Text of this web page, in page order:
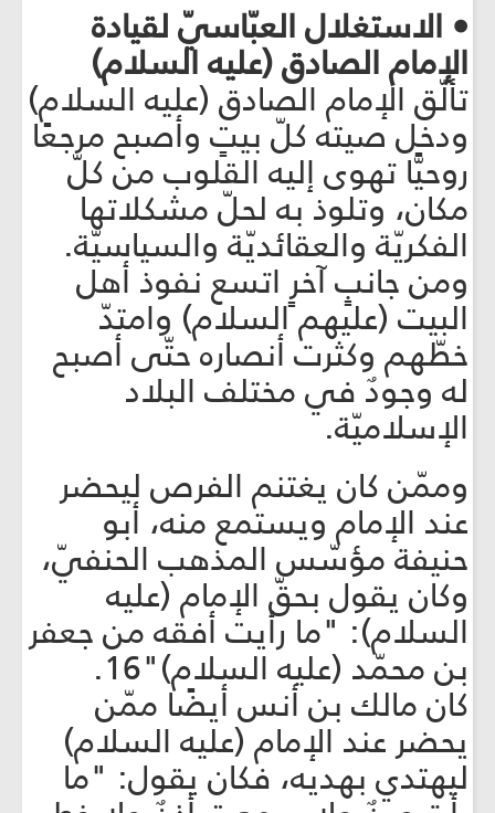
• الاستغلال العبّاسيّ لقيادة
الإمام الصادق (عليه السلام)
تألّق الإمام الصادق (عليه السلام)
ودخل صيته كلّ بيتٍ وأصبح مرجعًا
روحيًّا تهوى إليه القلوب من كلّ
مكان، وتلوذ به لحلّ مشكلاتها
الفكريّة والعقائديّة والسياسيّة.
ومن جانبٍ آخرٍ اتسع نفوذ أهل
البيت (عليهم السلام) وامتدّ
خطّهم وكثرت أنصاره حتّى أصبح
له وجودٌ في مختلف البلاد
الإسلاميّة.
وممّن كان يغتنم الفرص ليحضر
عند الإمام ويستمع منه، أبو
حنيفة مؤسّس المذهب الحنفيّ،
وكان يقول بحقّ الإمام (عليه
السلام): "ما رأيت أفقه من جعفر
بن محمّد (عليه السلام)"16.
كان مالك بن أنس أيضًا ممّن
يحضر عند الإمام (عليه السلام)
ليهتدي بهديه، فكان يقول: "ما